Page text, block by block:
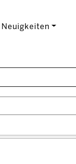
Neuigkeiten